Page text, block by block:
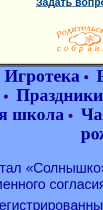
Задать
Игротека •
Праздники
школа •